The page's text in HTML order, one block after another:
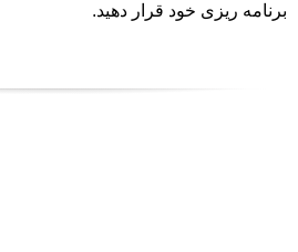
برنامه ریزی خود قرار دهید.